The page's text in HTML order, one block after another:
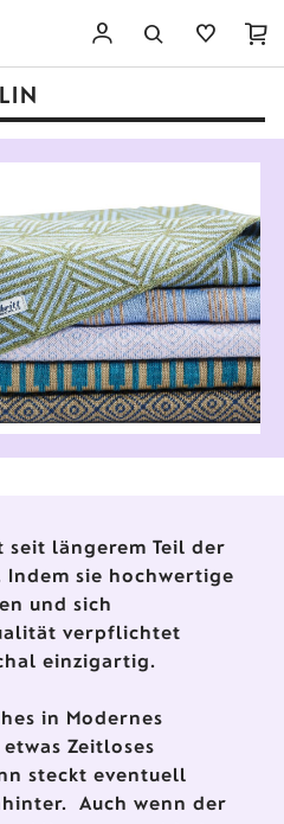
längerem Teil der
Indem sie hochwertige
und sich
verpflichtet
einzigartig.
in Modernes
Zeitloses
steckt eventuell
Auch wenn der